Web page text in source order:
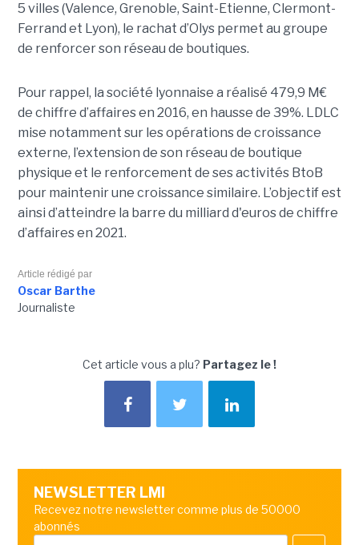
5 villes (Valence, Grenoble, Saint-Etienne, Clermont-
Ferrand et Lyon), le rachat d’Olys permet au groupe
de renforcer son réseau de boutiques.
Pour rappel, la société lyonnaise a réalisé 479,9 M€
de chiffre d’affaires en 2016, en hausse de 39%. LDLC
mise notamment sur les opérations de croissance
externe, l’extension de son réseau de boutique
physique et le renforcement de ses activités BtoB
pour maintenir une croissance similaire. L’objectif est
ainsi d’atteindre la barre du milliard d'euros de chiffre
d’affaires en 2021.
Article rédigé par
Oscar Barthe
Journaliste
Cet article vous a plu? Partagez le !
NEWSLETTER LMI
Recevez notre newsletter comme plus de 50000
abonnés